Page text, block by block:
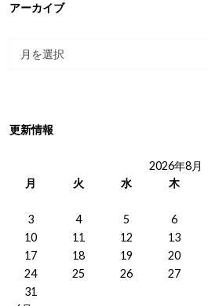
アーカイブ
更新情報
2026年8月
月
火 水 木
3
4 5 6
10
11 12 13
17
18 19 20
24
25 26 27
31